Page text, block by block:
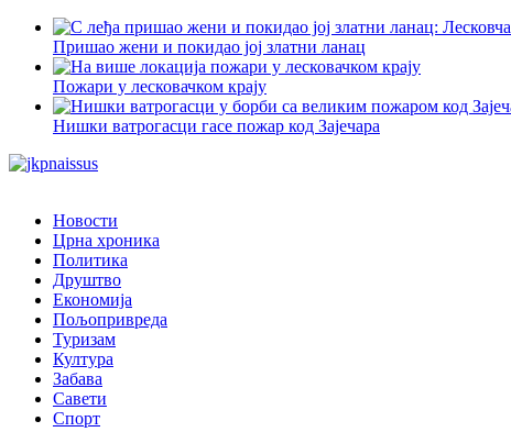
Пришао жени и покидао јој златни ланац
Пожари у лесковачком крају
Нишки ватрогасци гасе пожар код Зајечара
Новости
Црна хроника
Политика
Друштво
Економија
Пољопривреда
Туризам
Култура
Забава
Савети
Спорт